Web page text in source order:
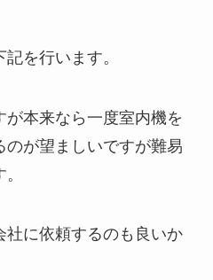
を行います。
本来なら一度室内機を
が望ましいですが難易
社に依頼するのも良いか